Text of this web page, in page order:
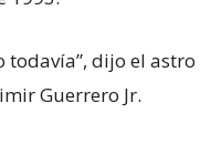
todavía”, dijo el astro
Guerrero Jr.